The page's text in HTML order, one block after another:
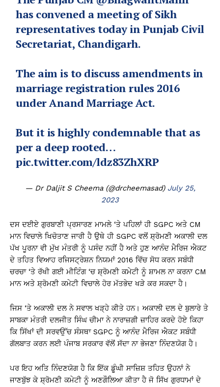
has convened a meeting of Sikh
representatives today in Punjab Civil
Secretariat, Chandigarh.
The aim is to discuss amendments in
marriage registration rules 2016
under Anand Marriage Act.
But it is highly condemnable that as
per a deep rooted…
pic.twitter.com/ldz83ZhXRP
— Dr Daljit S Cheema (@drcheemasad) July 25,
2023
ਦਸ ਦਈਏ ਗੁਰਬਾਣੀ ਪ੍ਰਸਾਰਣ ਮਾਮਲੇ ‘ਤੇ ਪਹਿਲਾਂ ਹੀ SGPC ਅਤੇ CM
ਮਾਨ ਵਿਚਾਲੇ ਖਿਚੋਤਾਣ ਜਾਰੀ ਹੈ ਉਥੇ ਹੀ SGPC ਵਲੋਂ ਸ਼੍ਰੋਮਣੀ ਅਕਾਲੀ ਦਲ
ਪੱਖ ਪੂਰਨਾ ਵੀ ਮੁੱਖ ਮੰਤਰੀ ਨੂੰ ਪਸੰਦ ਨਹੀਂ ਹੈ ਅਤੇ ਹੁਣ ਆਨੰਦ ਮੈਰਿਜ ਐਕਟ
ਦੇ ਤਹਿਤ ਵਿਆਹ ਰਜਿਸਟ੍ਰੇਸ਼ਨ ਨਿਯਮਾਂ 2016 ਵਿੱਚ ਸੋਧ ਕਰਨ ਸਬੰਧੀ
ਚਰਚਾ ‘ਤੇ ਰੱਖੀ ਗਈ ਮੀਟਿੰਗ ‘ਚ ਸ਼੍ਰੋਮਣੀ ਕਮੇਟੀ ਨੂੰ ਸ਼ਾਮਲ ਨਾ ਕਰਨਾ CM
ਮਾਨ ਅਤੇ ਸ਼੍ਰੋਮਣੀ ਕਮੇਟੀ ਵਿਚਾਲੇ ਹੋਰ ਮੱਤਭੇਦ ਖੜੇ ਕਰ ਸਕਦਾ ਹੈ।
ਜਿਸ ‘ਤੇ ਅਕਾਲੀ ਦਲ ਨੇ ਸਵਾਲ ਖੜ੍ਹੇ ਕੀਤੇ ਹਨ। ਅਕਾਲੀ ਦਲ ਦੇ ਬੁਲਾਰੇ ਤੇ
ਸਾਬਕਾ ਮੰਤਰੀ ਦਲਜੀਤ ਸਿੰਘ ਚੀਮਾ ਨੇ ਨਾਰਾਜ਼ਗੀ ਜ਼ਾਹਿਰ ਕਰਦੇ ਹੋਏ ਕਿਹਾ
ਕਿ ਸਿੱਖਾਂ ਦੀ ਸਰਵਉੱਚ ਸੰਸਥਾ SGPC ਨੂੰ ਆਨੰਦ ਮੈਰਿਜ ਐਕਟ ਸਬੰਧੀ
ਗੱਲਬਾਤ ਕਰਨ ਲਈ ਪੰਜਾਬ ਸਰਕਾਰ ਵੱਲੋਂ ਸੱਦਾ ਨਾ ਭੇਜਣਾ ਨਿੰਦਣਯੋਗ ਹੈ।
ਪਰ ਇਹ ਅਤਿ ਨਿੰਦਣਯੋਗ ਹੈ ਕਿ ਇੱਕ ਡੂੰਘੀ ਸਾਜ਼ਿਸ਼ ਤਹਿਤ ਉਹਨਾਂ ਨੇ
ਜਾਣਬੁੱਝ ਕੇ ਸ਼੍ਰੋਮਣੀ ਕਮੇਟੀ ਨੂੰ ਅਣਗੌਲਿਆ ਕੀਤਾ ਹੈ ਜੋ ਸਿੱਖ ਗੁਰਧਾਮਾਂ ਦੇ